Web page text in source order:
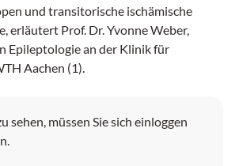
und transitorische ischämische
erläutert Prof. Dr. Yvonne Weber,
Epileptologie an der Klinik für
Aachen (1).
sehen, müssen Sie sich einloggen